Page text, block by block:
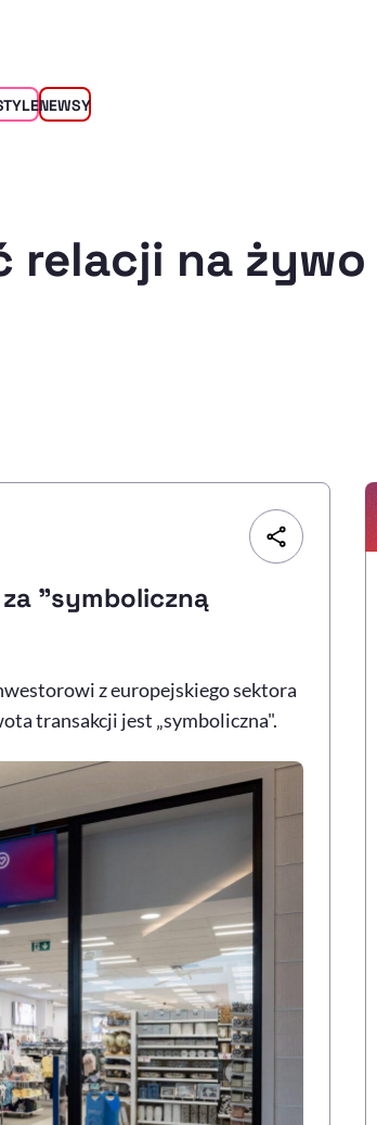
NEWSY
relacji na
"symboliczną
z europejskiego sektora
transakcji jest „symboliczna".